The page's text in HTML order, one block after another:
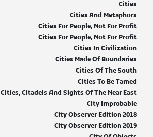
Cities
Cities And Metaphors
Cities For People, Not For Profit
Cities For People, Not For Profit
Cities In Civilization
Cities Made Of Boundaries
Cities Of The South
Cities To Be Tamed
Cities, Citadels And Sights Of The Near East
City Improbable
City Observer Edition 2018
City Observer Edition 2019